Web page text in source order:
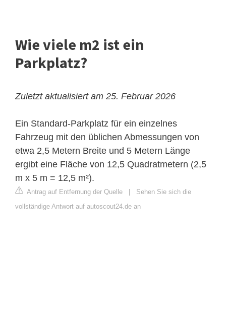
Wie viele m2 ist ein
Parkplatz?
Zuletzt aktualisiert am 25. Februar 2026
Ein Standard-Parkplatz für ein einzelnes
Fahrzeug mit den üblichen Abmessungen von
etwa 2,5 Metern Breite und 5 Metern Länge
ergibt eine Fläche von 12,5 Quadratmetern (2,5
m x 5 m = 12,5 m²).
Antrag auf Entfernung der Quelle
Sehen Sie sich die
vollständige Antwort auf autoscout24.de an